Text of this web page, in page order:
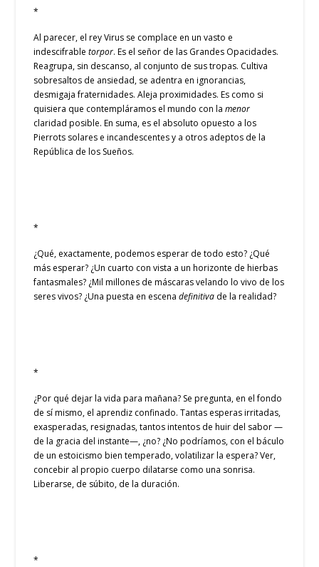
*
Al parecer, el rey Virus se complace en un vasto e
indescifrabletorpor. Es el señor de las Grandes Opacidades.
Reagrupa, sin descanso, al conjunto de sus tropas. Cultiva
sobresaltos de ansiedad, se adentra en ignorancias,
desmigaja fraternidades. Aleja proximidades. Es como si
quisiera que contempláramos el mundo con lamenor
claridad posible. En suma, es el absoluto opuesto a los
Pierrots solares e incandescentes y a otros adeptos de la
República de los Sueños.
*
¿Qué, exactamente, podemos esperar de todo esto? ¿Qué
más esperar? ¿Un cuarto con vista a un horizonte de hierbas
fantasmales? ¿Mil millones de máscaras velando lo vivo de los
seres vivos? ¿Una puesta en escenadefinitiva de la realidad?
*
¿Por qué dejar la vida para mañana? Se pregunta, en el fondo
de sí mismo, el aprendiz confinado. Tantas esperas irritadas,
exasperadas, resignadas, tantos intentos de huir del sabor —
de la gracia del instante—, ¿no? ¿No podríamos, con el báculo
de un estoicismo bien temperado, volatilizar la espera? Ver,
concebir al propio cuerpo dilatarse como una sonrisa.
Liberarse, de súbito, de la duración.
*